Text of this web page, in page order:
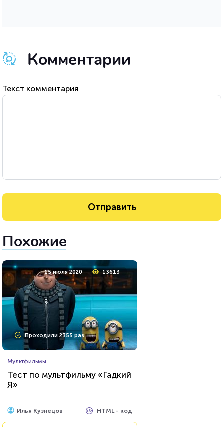
Комментарии
Текст комментария
Похожие
15 июля 2020 13613
Проходили 2355 раз
Мультфильмы
Тест по мультфильму «Гадкий
Я»
Илья Кузнецов HTML - код